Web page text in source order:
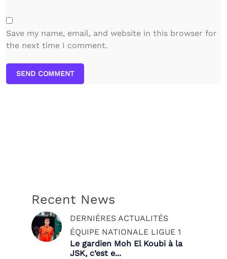
Save my name, email, and website in this browser for
the next time I comment.
SEND COMMENT
Recent News
DERNIÈRES ACTUALITÉS
ÉQUIPE NATIONALE LIGUE 1
Le gardien Moh El Koubi à la
JSK, c’est e...